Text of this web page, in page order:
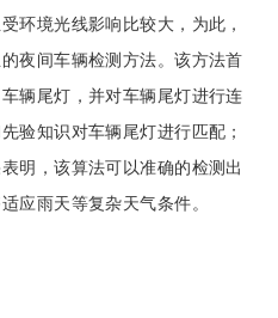
环境光线影响比较大，为此，
夜间车辆检测方法。该方法首
辆尾灯，并对车辆尾灯进行连
验知识对车辆尾灯进行匹配；
明，该算法可以准确的检测出
应雨天等复杂天气条件。